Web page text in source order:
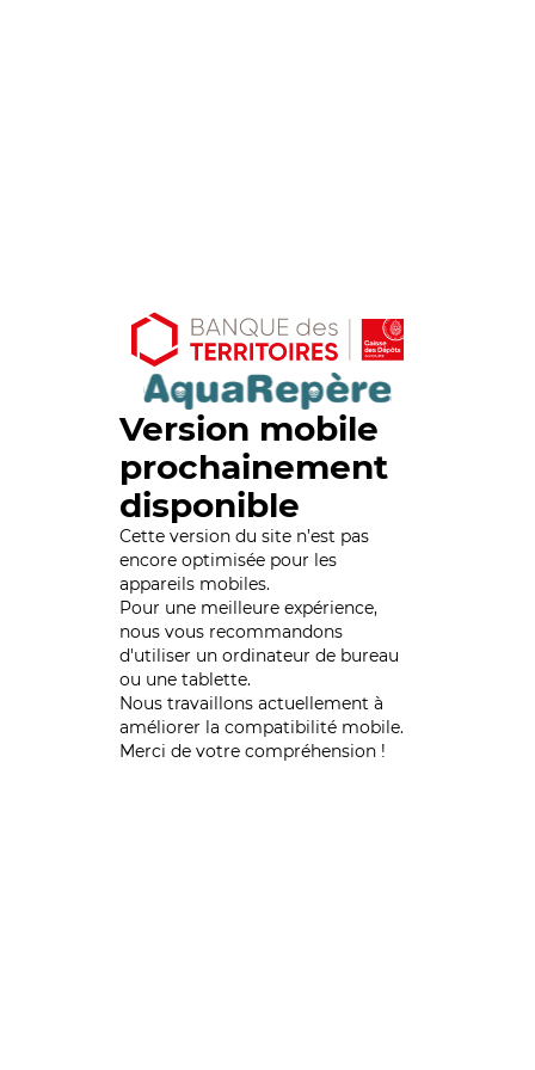
Version mobile
prochainement
disponible
Cette version du site n’est pas
encore optimisée pour les
appareils mobiles.
Pour une meilleure expérience,
nous vous recommandons
d'utiliser un ordinateur de bureau
ou une tablette.
Nous travaillons actuellement à
améliorer la compatibilité mobile.
Merci de votre compréhension !